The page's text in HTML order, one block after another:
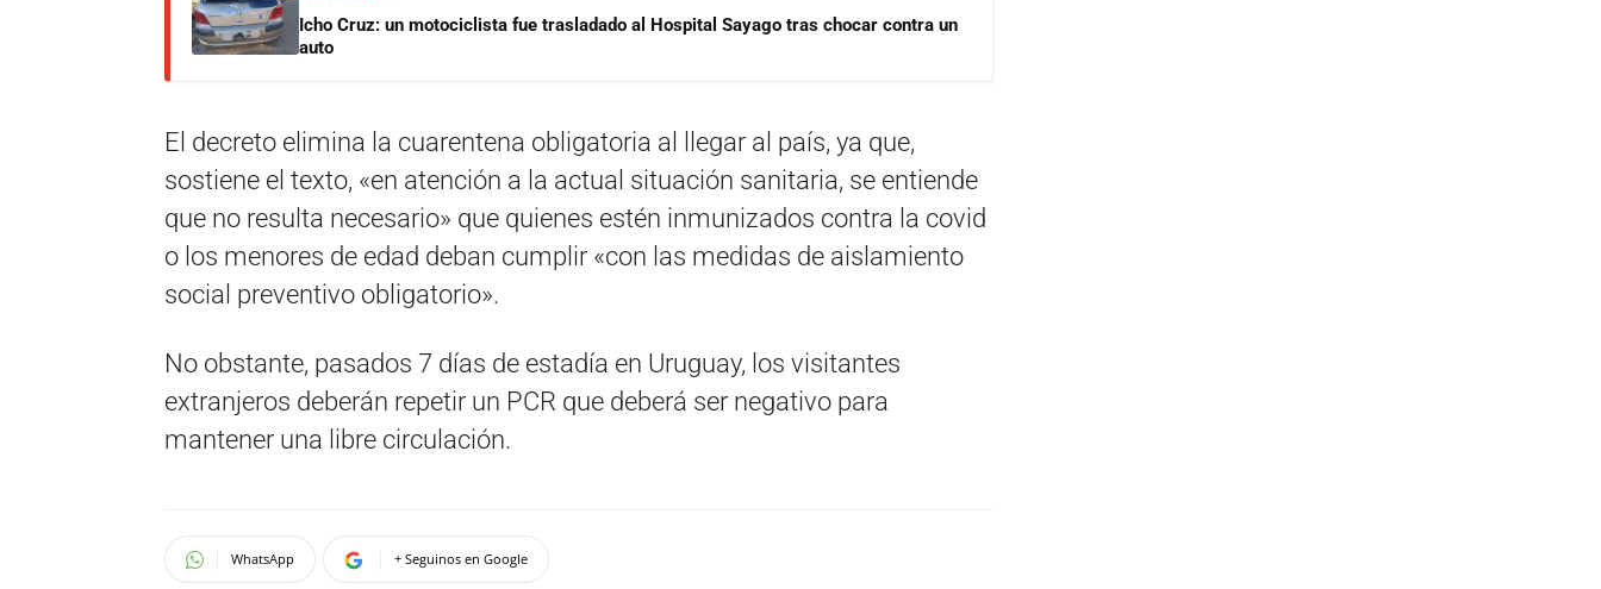
Icho Cruz: un motociclista fue trasladado al Hospital Sayago tras chocar contra un
auto
El decreto elimina la cuarentena obligatoria al llegar al país, ya que,
sostiene el texto, «en atención a la actual situación sanitaria, se entiende
que no resulta necesario» que quienes estén inmunizados contra la covid
o los menores de edad deban cumplir «con las medidas de aislamiento
social preventivo obligatorio».
No obstante, pasados 7 días de estadía en Uruguay, los visitantes
extranjeros deberán repetir un PCR que deberá ser negativo para
mantener una libre circulación.
WhatsApp + Seguinos en Google